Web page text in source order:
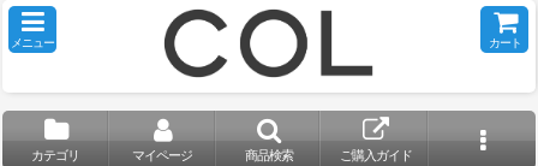
メニュー カート
カテゴリ マイページ 商品検索 ご購入ガイド